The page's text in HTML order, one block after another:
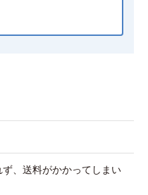
、送料がかかってしまい